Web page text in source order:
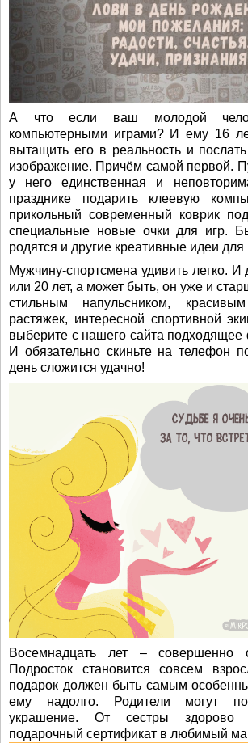
А что если ваш молодой
компьютерными играми? И ему 16
вытащить его в реальность и
изображение. Причём самой первой.
у него единственная и
празднике подарить клеевую
прикольный современный коврик
специальные новые очки для игр.
родятся и другие креативные идеи для
Мужчину-спортcмена удивить легко.
или 20 лет, а может быть, он уже и
стильным напульсником,
растяжек, интересной спортивной
выберите с нашего сайта подходящее
И обязательно скиньте на телефон
день сложится удачно!
Восемнадцать лет – совершенно
Подросток становится совсем
подарок должен быть самым
ему надолго. Родители могут
украшение. От сестры здорово
подарочный сертификат в любимый